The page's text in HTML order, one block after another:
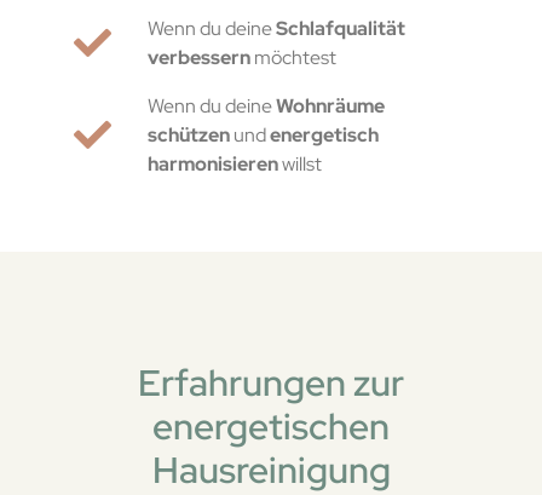
Wenn du deineSchlafqualität
verbessernmöchtest
Wenn du deineWohnräume
schützenundenergetisch
harmonisierenwillst
Erfahrungen zur
energetischen
Hausreinigung